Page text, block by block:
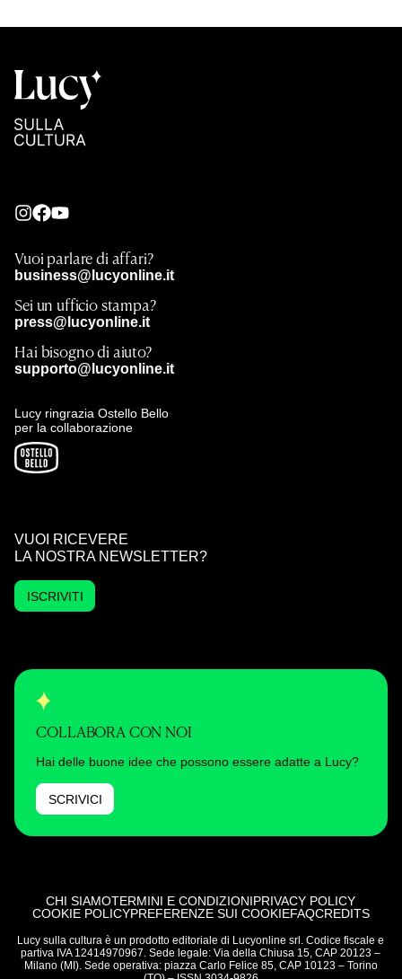
Vuoi parlare di affari?
business@lucyonline.it
Sei un ufficio stampa?
press@lucyonline.it
Hai bisogno di aiuto?
supporto@lucyonline.it
Lucy ringrazia Ostello Bello
per la collaborazione
VUOI RICEVERE
LA NOSTRA NEWSLETTER?
ISCRIVITI
COLLABORA CON NOI
Hai delle buone idee che possono essere adatte a Lucy?
SCRIVICI
CHI SIAMOTERMINI E CONDIZIONIPRIVACY POLICY
COOKIE POLICYPREFERENZE SUI COOKIEFAQCREDITS
Lucy sulla cultura è un prodotto editoriale di Lucyonline srl. Codice fiscale e
partiva IVA 12414970967. Sede legale: Via della Chiusa 15, CAP 20123 –
Milano (MI). Sede operativa: piazza Carlo Felice 85, CAP 10123 – Torino